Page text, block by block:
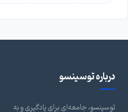
درباره توسینسو
توسینسو، جامعه‌ای برای یادگیری و به